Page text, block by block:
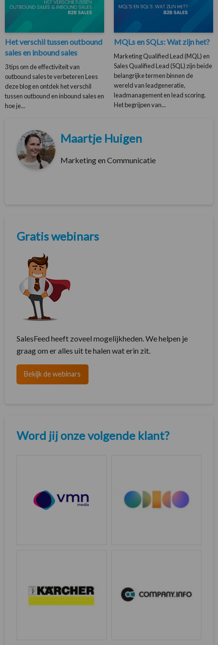
Het verschil tussen outbound
sales en inbound sales
3 tips om de effectiviteit van
outbound sales te verbeteren Lees
deze blog en ontdek het verschil
tussen outbound en inbound sales en
hoe je...
MQLs en SQLs: Wat zijn het?
Marketing Qualified Lead (MQL) en
Sales Qualified Lead (SQL) zijn beide
belangrijke termen binnen de
wereld van leadgeneratie,
leadmanagement en lead scoring.
Het begrijpen van...
Maartje Huigen
Marketing en Communicatie
Gratis webinars
SalesFeed heeft zoveel mogelijkheden. We helpen je
graag om er alles uit te halen wat erin zit.
Bekijk de webinars
Word jij onze volgende klant?